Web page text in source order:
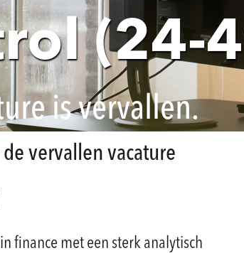
(24-
is vervallen.
vervallen vacature
finance met een sterk analytisch